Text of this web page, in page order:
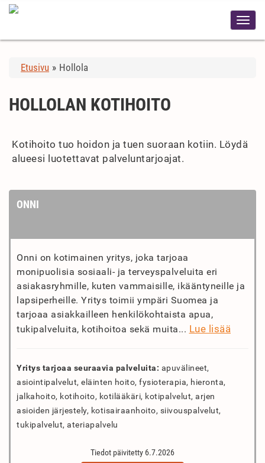
Etusivu » Hollola
HOLLOLAN KOTIHOITO
Kotihoito tuo hoidon ja tuen suoraan kotiin. Löydä
alueesi luotettavat palveluntarjoajat.
ONNI
Onni on kotimainen yritys, joka tarjoaa
monipuolisia sosiaali- ja terveyspalveluita eri
asiakasryhmille, kuten vammaisille, ikääntyneille ja
lapsiperheille. Yritys toimii ympäri Suomea ja
tarjoaa asiakkailleen henkilökohtaista apua,
tukipalveluita, kotihoitoa sekä muita... Lue lisää
Yritys tarjoaa seuraavia palveluita: apuvälineet,
asiointipalvelut, eläinten hoito, fysioterapia, hieronta,
jalkahoito, kotihoito, kotilääkäri, kotipalvelut, arjen
asioiden järjestely, kotisairaanhoito, siivouspalvelut,
tukipalvelut, ateriapalvelu
Tiedot päivitetty 6.7.2026